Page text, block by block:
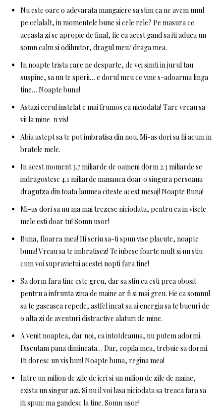
Nu este oare o adevarata mangaiere sa stim ca ne avem unul
pe celalalt, in momentele bune si cele rele? Pe masura ce
aceasta zi se apropie de final, fie ca acest gand sa iti aduca un
somn calm si odihnitor, dragul meu/ draga mea.
In noapte trista care ne desparte, de vei simti in jurul tau
suspine, sa nu te sperii… e dorul meu ce vine s-adoarma linga
tine… Noapte buna!
Astazi cerul instelat e mai frumos ca niciodata! Tare vreau sa
vii la mine-n vis!
Abia astept sa te pot imbratisa din nou. Mi-as dori sa fii acum in
bratele mele.
In acest moment 3.7 miliarde de oameni dorm 2.3 miliarde se
indragostesc 4.1 miliarde mananca doar o singura persoana
dragutza din toata laumea citeste acest mesaj! Noapte Buna!
Mi-as dori sa nu ma mai trezesc niciodata, pentru ca in visele
mele esti doar tu! Somn usor!
Buna, floarea mea! Iti scriu sa-ti spun vise placute, noapte
buna! Vreau sa te imbratisez! Te iubesc foarte mult si nu stiu
cum voi supravietui acestei nopti fara tine!
Sa dorm fara tine este greu, dar sa stiu ca esti prea obosit
pentru a infrunta ziua de maine ar fi si mai greu. Fie ca somnul
sa te gaseasca repede, astfel incat sa ai energia sa te bucuri de
o alta zi de aventuri distractive alaturi de mine.
A venit noaptea, dar noi, ca intotdeauna, nu putem adormi.
Discutam pana dimineata… Dar, copila mea, trebuie sa dormi.
Iti doresc un vis bun! Noapte buna, regina mea!
Intre un milion de zile de ieri si un milion de zile de maine,
exista un singur azi. Si nu il voi lasa niciodata sa treaca fara sa
iti spun: ma gandesc la tine. Somn usor!